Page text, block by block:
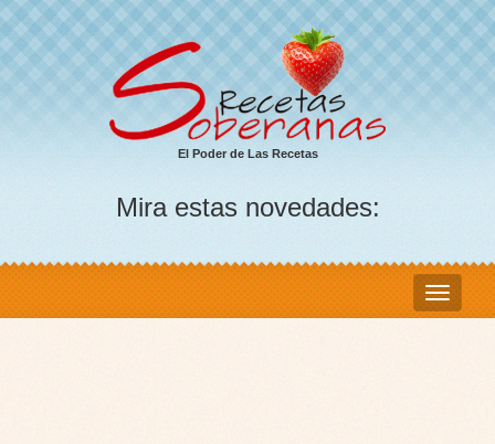
El Poder de Las Recetas
Mira estas novedades: